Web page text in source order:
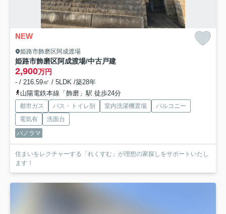
NEW
姫路市飾磨区阿成渡場
姫路市飾磨区阿成渡場/中古戸建
2,900万円
- / 216.59㎡ / 5LDK /築28年
山陽電鉄本線「飾磨」駅 徒歩24分
都市ガス バス・トイレ別 室内洗濯機置場
バルコニー
電気有
洗面台
パノラマ
住まいをレクチャーする「れくすむ」が理想の家探しをサポートいたし
ます！